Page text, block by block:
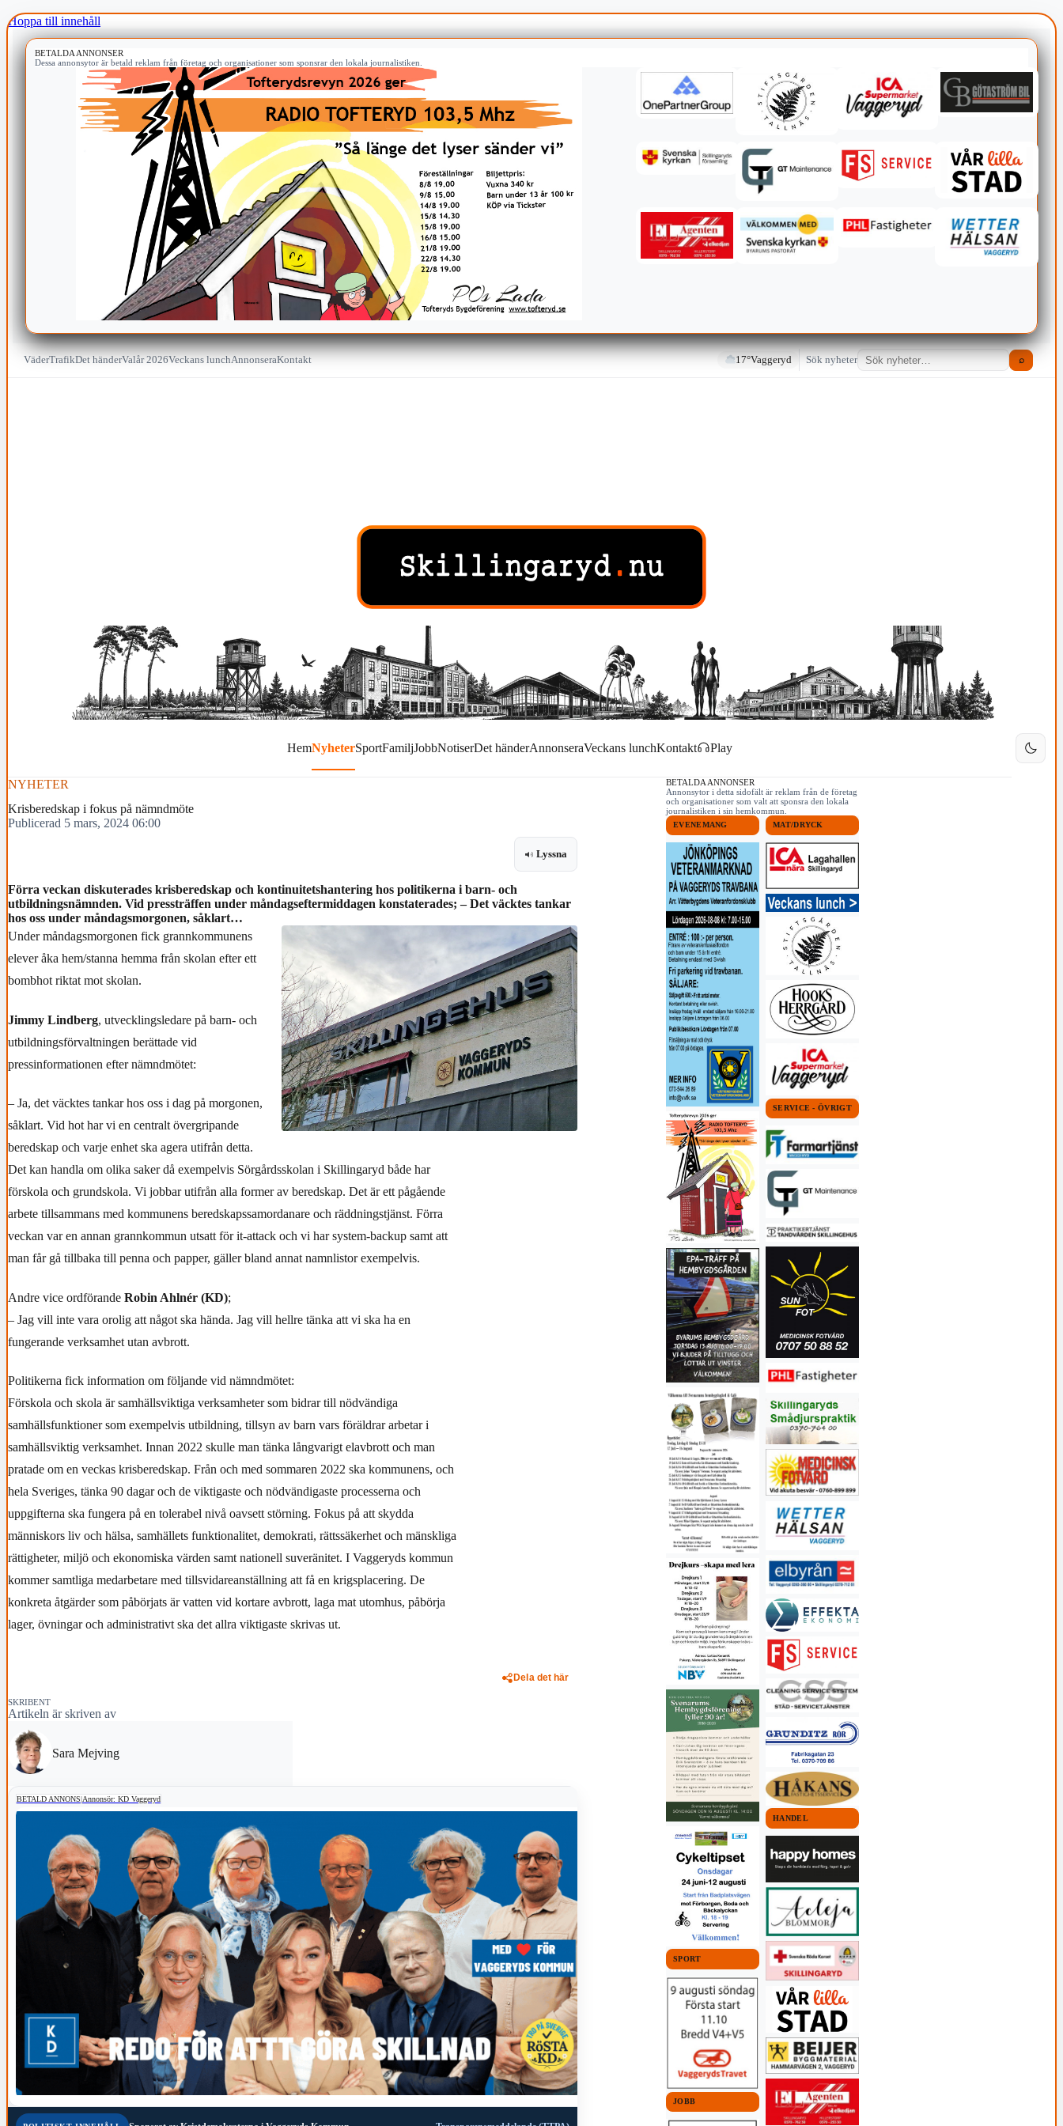
Hoppa till innehåll
BETALDA ANNONSER
Dessa annonsytor är betald reklam från företag och organisationer som sponsrar den lokala journalistiken.
VäderTrafikDet händerValår 2026Veckans lunchAnnonseraKontakt 17°Vaggeryd Sök nyheter ⌕
HemNyheterSportFamiljJobbNotiserDet händerAnnonseraVeckans lunchKontakt Play
NYHETER
Krisberedskap i fokus på nämndmöte
Publicerad 5 mars, 2024 06:00
Lyssna
Förra veckan diskuterades krisberedskap och kontinuitetshantering hos politikerna i barn- och
utbildningsnämnden. Vid pressträffen under måndagseftermiddagen konstaterades; – Det väcktes tankar
hos oss under måndagsmorgonen, såklart…
Under måndagsmorgonen fick grannkommunens
elever åka hem/stanna hemma från skolan efter ett
bombhot riktat mot skolan.
Jimmy Lindberg, utvecklingsledare på barn- och
utbildningsförvaltningen berättade vid
pressinformationen efter nämndmötet:
– Ja, det väcktes tankar hos oss i dag på morgonen,
såklart. Vid hot har vi en centralt övergripande
beredskap och varje enhet ska agera utifrån detta.
Det kan handla om olika saker då exempelvis Sörgårdsskolan i Skillingaryd både har
förskola och grundskola. Vi jobbar utifrån alla former av beredskap. Det är ett pågående
arbete tillsammans med kommunens beredskapssamordanare och räddningstjänst. Förra
veckan var en annan grannkommun utsatt för it-attack och vi har system-backup samt att
man får gå tillbaka till penna och papper, gäller bland annat namnlistor exempelvis.
Andre vice ordförande Robin Ahlnér (KD);
– Jag vill inte vara orolig att något ska hända. Jag vill hellre tänka att vi ska ha en
fungerande verksamhet utan avbrott.
Politikerna fick information om följande vid nämndmötet:
Förskola och skola är samhällsviktiga verksamheter som bidrar till nödvändiga
samhällsfunktioner som exempelvis utbildning, tillsyn av barn vars föräldrar arbetar i
samhällsviktig verksamhet. Innan 2022 skulle man tänka långvarigt elavbrott och man
pratade om en veckas krisberedskap. Från och med sommaren 2022 ska kommunens, och
hela Sveriges, tänka 90 dagar och de viktigaste och nödvändigaste processerna och
uppgifterna ska fungera på en tolerabel nivå oavsett störning. Fokus på att skydda
människors liv och hälsa, samhällets funktionalitet, demokrati, rättssäkerhet och mänskliga
rättigheter, miljö och ekonomiska värden samt nationell suveränitet. I Vaggeryds kommun
kommer samtliga medarbetare med tillsvidareanställning att få en krigsplacering. De
konkreta åtgärder som påbörjats är vatten vid kortare avbrott, laga mat utomhus, påbörja
lager, övningar och administrativt ska det allra viktigaste skrivas ut.
Dela det här
SKRIBENT
Artikeln är skriven av
Sara Mejving
BETALD ANNONS|Annonsör: KD Vaggeryd
BETALDA ANNONSER
Annonsytor i detta sidofält är reklam från de företag
och organisationer som valt att sponsra den lokala
journalistiken i sin hemkommun.
EVENEMANG
SPORT
JOBB
MAT/DRYCK
SERVICE - ÖVRIGT
HANDEL